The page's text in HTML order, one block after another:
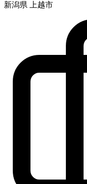
新潟県 上越市